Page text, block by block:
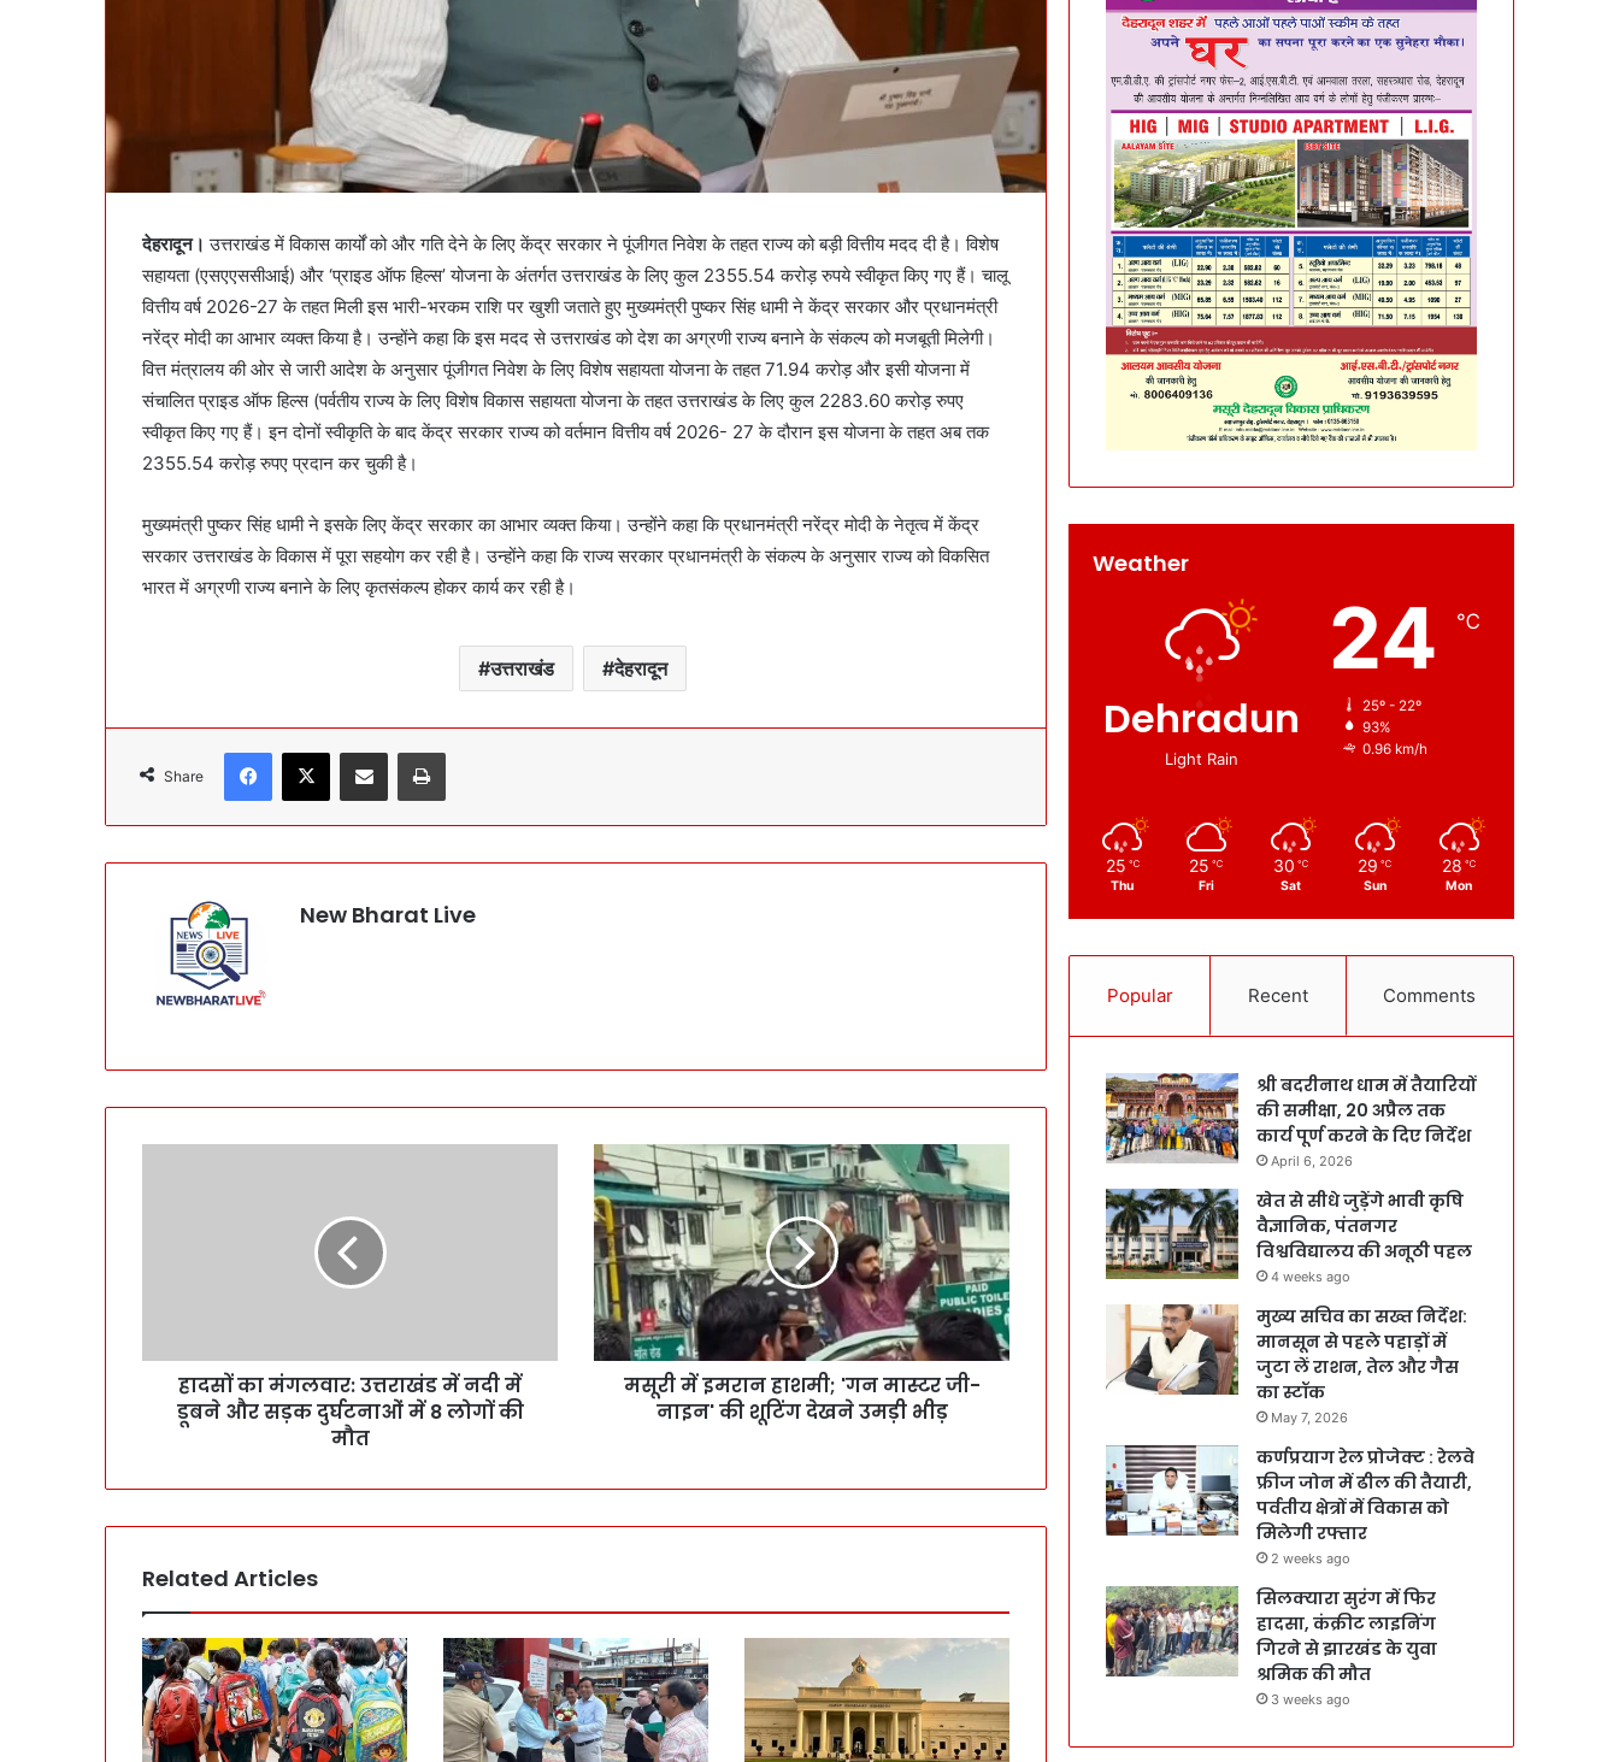
देहरादून। उत्तराखंड में विकास कार्यों को और गति देने के लिए केंद्र सरकार ने पूंजीगत निवेश के तहत राज्य को बड़ी वित्तीय मदद दी है। विशेष
सहायता (एसएएससीआई) और ‘प्राइड ऑफ हिल्स’ योजना के अंतर्गत उत्तराखंड के लिए कुल 2355.54 करोड़ रुपये स्वीकृत किए गए हैं। चालू
वित्तीय वर्ष 2026-27 के तहत मिली इस भारी-भरकम राशि पर खुशी जताते हुए मुख्यमंत्री पुष्कर सिंह धामी ने केंद्र सरकार और प्रधानमंत्री
नरेंद्र मोदी का आभार व्यक्त किया है। उन्होंने कहा कि इस मदद से उत्तराखंड को देश का अग्रणी राज्य बनाने के संकल्प को मजबूती मिलेगी।
वित्त मंत्रालय की ओर से जारी आदेश के अनुसार पूंजीगत निवेश के लिए विशेष सहायता योजना के तहत 71.94 करोड़ और इसी योजना में
संचालित प्राइड ऑफ हिल्स (पर्वतीय राज्य के लिए विशेष विकास सहायता योजना के तहत उत्तराखंड के लिए कुल 2283.60 करोड़ रुपए
स्वीकृत किए गए हैं। इन दोनों स्वीकृति के बाद केंद्र सरकार राज्य को वर्तमान वित्तीय वर्ष 2026- 27 के दौरान इस योजना के तहत अब तक
2355.54 करोड़ रुपए प्रदान कर चुकी है।
मुख्यमंत्री पुष्कर सिंह धामी ने इसके लिए केंद्र सरकार का आभार व्यक्त किया। उन्होंने कहा कि प्रधानमंत्री नरेंद्र मोदी के नेतृत्व में केंद्र
सरकार उत्तराखंड के विकास में पूरा सहयोग कर रही है। उन्होंने कहा कि राज्य सरकार प्रधानमंत्री के संकल्प के अनुसार राज्य को विकसित
भारत में अग्रणी राज्य बनाने के लिए कृतसंकल्प होकर कार्य कर रही है।
उत्तराखंड देहरादून
Share
New Bharat Live
हादसों का मंगलवार: उत्तराखंड में नदी में
डूबने और सड़क दुर्घटनाओं में 8 लोगों की
मौत
मसूरी में इमरान हाशमी; 'गन मास्टर जी-
नाइन' की शूटिंग देखने उमड़ी भीड़
Related Articles
Weather
Dehradun
Light Rain
24 ℃
25º - 22º
93%
0.96 km/h
25 ℃
Thu
25 ℃
Fri
30 ℃
Sat
29 ℃
Sun
28 ℃
Mon
Popular Recent Comments
श्री बदरीनाथ धाम में तैयारियों
की समीक्षा, 20 अप्रैल तक
कार्य पूर्ण करने के दिए निर्देश
April 6, 2026
खेत से सीधे जुड़ेंगे भावी कृषि
वैज्ञानिक, पंतनगर
विश्वविद्यालय की अनूठी पहल
4 weeks ago
मुख्य सचिव का सख्त निर्देश:
मानसून से पहले पहाड़ों में
जुटा लें राशन, तेल और गैस
का स्टॉक
May 7, 2026
कर्णप्रयाग रेल प्रोजेक्ट : रेलवे
फ्रीज जोन में ढील की तैयारी,
पर्वतीय क्षेत्रों में विकास को
मिलेगी रफ्तार
2 weeks ago
सिलक्यारा सुरंग में फिर
हादसा, कंक्रीट लाइनिंग
गिरने से झारखंड के युवा
श्रमिक की मौत
3 weeks ago